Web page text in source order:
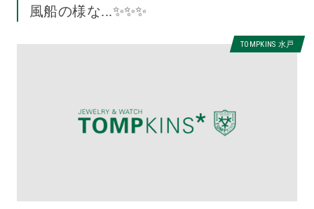
風船の様な...✨✨✨
TOMPKINS 水戸